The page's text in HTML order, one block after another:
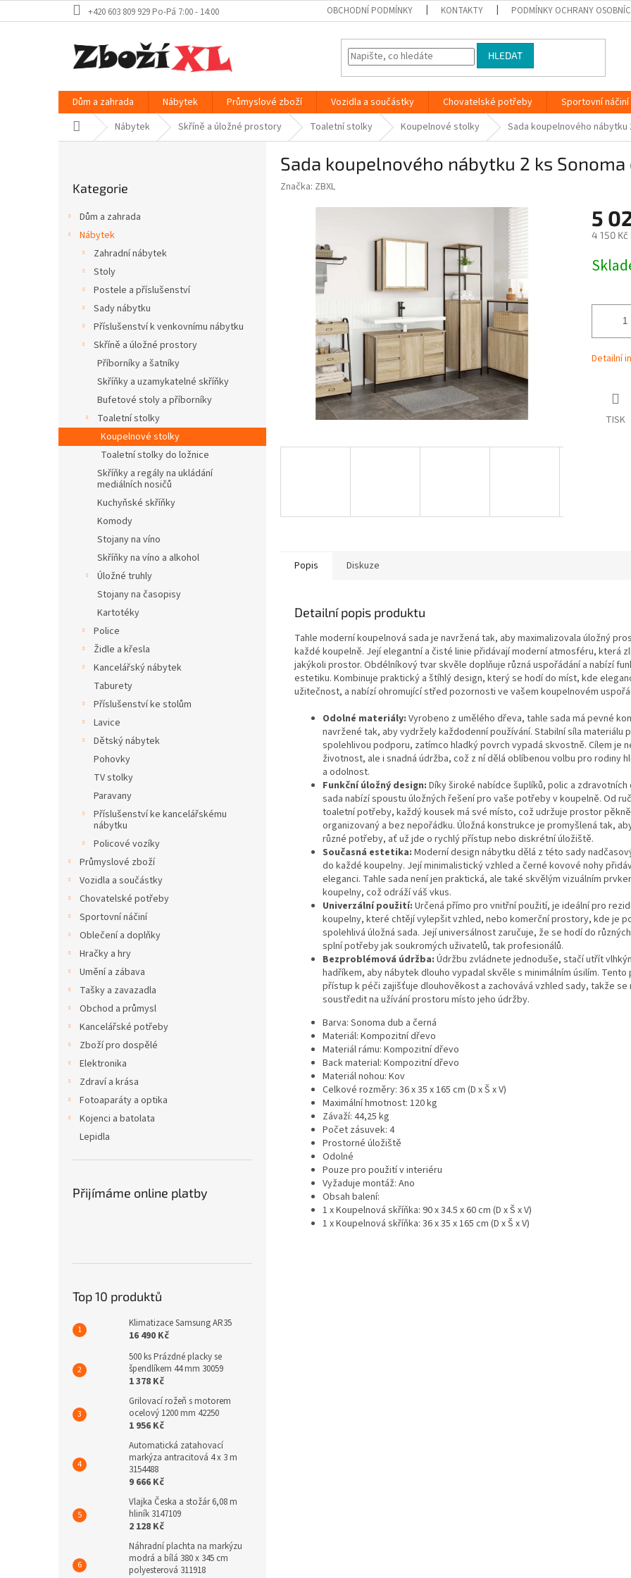
na
+420 603 809 929 Po-Pá 7:00 - 14:00 OBCHODNÍ PODMÍNKY KONTAKTY PODMÍNKY OCHRANY
HLEDAT
Dům a zahrada Nábytek Průmyslové zboží Vozidla a součástky Chovatelské potřeby Sportovní náčiní
Domů Nábytek Skříně a úložné prostory Toaletní stolky Koupelnové stolky Sada koupelnového nábytku
kategorie
Kategorie
Dům a zahrada
Nábytek
Zahradní nábytek
Stoly
Postele a příslušenství
Sady nábytku
Příslušenství k venkovnímu nábytku
Skříně a úložné prostory
Příborníky a šatníky
Skříňky a uzamykatelné skříňky
Bufetové stoly a příborníky
Toaletní stolky
Koupelnové stolky
Toaletní stolky do ložnice
Skříňky a regály na ukládání
mediálních nosičů
Kuchyňské skříňky
Komody
Stojany na víno
Skříňky na víno a alkohol
Úložné truhly
Stojany na časopisy
Kartotéky
Police
Židle a křesla
Kancelářský nábytek
Taburety
Příslušenství ke stolům
Lavice
Dětský nábytek
Pohovky
TV stolky
Paravany
Příslušenství ke kancelářskému
nábytku
Policové vozíky
Průmyslové zboží
Vozidla a součástky
Chovatelské potřeby
Sportovní náčiní
Oblečení a doplňky
Hračky a hry
Umění a zábava
Tašky a zavazadla
Obchod a průmysl
Kancelářské potřeby
Zboží pro dospělé
Elektronika
Zdraví a krása
Fotoaparáty a optika
Kojenci a batolata
Lepidla
Přijímáme online platby
Top 10 produktů
Klimatizace Samsung AR35
16 490 Kč
500 ks Prázdné placky se
špendlíkem 44 mm 30059
1 378 Kč
Grilovací rožeň s motorem
ocelový 1200 mm 42250
1 956 Kč
Automatická zatahovací
markýza antracitová 4 x 3 m
3154488
9 666 Kč
Vlajka Česka a stožár 6,08 m
hliník 3147109
2 128 Kč
Náhradní plachta na markýzu
modrá a bílá 380 x 345 cm
polyesterová 311918
Sada koupelnového nábytku 2 ks Sonoma
Značka: ZBXL
5
4 150 Kč
cena:
Detailní
TISK
Popis Diskuze
Detailní popis produktu
Tahle moderní koupelnová sada je navržená tak, aby maximalizovala úložný
každé koupelně. Její elegantní a čisté linie přidávají moderní atmosféru, která
jakýkoli prostor. Obdélníkový tvar skvěle doplňuje různá uspořádání a nabízí
estetiku. Kombinuje praktický a štíhlý design, který se hodí do míst, kde
užitečnost, a nabízí ohromující střed pozornosti ve vašem koupelnovém
Odolné materiály: Vyrobeno z umělého dřeva, tahle sada má pevné
navržené tak, aby vydržely každodenní používání. Stabilní síla materiálu
spolehlivou podporu, zatímco hladký povrch vypadá skvostně. Cílem je
životnost, ale i snadná údržba, což z ní dělá oblíbenou volbu pro rodiny
a odolnost.
Funkční úložný design: Díky široké nabídce šuplíků, polic a zdravotních
sada nabízí spoustu úložných řešení pro vaše potřeby v koupelně. Od
toaletní potřeby, každý kousek má své místo, což udržuje prostor pěkně
organizovaný a bez nepořádku. Úložná konstrukce je promyšlená tak,
různé potřeby, ať už jde o rychlý přístup nebo diskrétní úložiště.
Současná estetika: Moderní design nábytku dělá z této sady
do každé koupelny. Její minimalistický vzhled a černé kovové nohy
eleganci. Tahle sada není jen praktická, ale také skvělým vizuálním
koupelny, což odráží váš vkus.
Univerzální použití: Určená přímo pro vnitřní použití, je ideální pro
koupelny, které chtějí vylepšit vzhled, nebo komerční prostory, kde je
spolehlivá úložná sada. Její universálnost zaručuje, že se hodí do
splní potřeby jak soukromých uživatelů, tak profesionálů.
Bezproblémová údržba: Údržbu zvládnete jednoduše, stačí utřít
hadříkem, aby nábytek dlouho vypadal skvěle s minimálním úsilím.
přístup k péči zajišťuje dlouhověkost a zachovává vzhled sady, takže se
soustředit na užívání prostoru místo jeho údržby.
Barva: Sonoma dub a černá
Materiál: Kompozitní dřevo
Materiál rámu: Kompozitní dřevo
Back material: Kompozitní dřevo
Materiál nohou: Kov
Celkové rozměry: 36 x 35 x 165 cm (D x Š x V)
Maximální hmotnost: 120 kg
Závaží: 44,25 kg
Počet zásuvek: 4
Prostorné úložiště
Odolné
Pouze pro použití v interiéru
Vyžaduje montáž: Ano
Obsah balení:
1 x Koupelnová skříňka: 90 x 34.5 x 60 cm (D x Š x V)
1 x Koupelnová skříňka: 36 x 35 x 165 cm (D x Š x V)